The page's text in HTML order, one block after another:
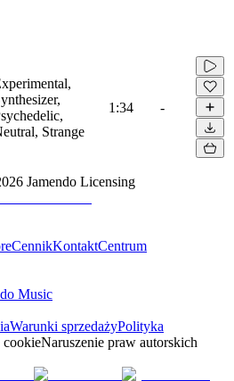
Strange
1:34 -
Jamendo Licensing
CennikKontaktCentrum
Music
Warunki sprzedażyPolityka
Naruszenie praw autorskich